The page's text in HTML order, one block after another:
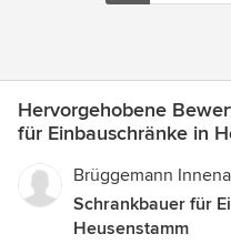
Hervorgehobene
für Einbauschränke in
Brüggemann
Schrankbauer für
Heusenstamm